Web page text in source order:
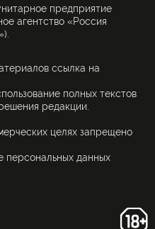
предприятие
агентство «Россия
ссылка на
полных текстов
редакции.
целях запрещено
персональных данных